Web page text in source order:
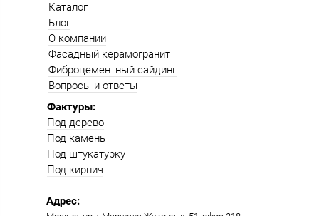
Фактуры:
Под дерево
Под камень
Под штукатурку
Под кирпич
Каталог
Блог
О компании
Фасадный керамогранит
Фиброцементный сайдинг
Вопросы и ответы
Адрес: